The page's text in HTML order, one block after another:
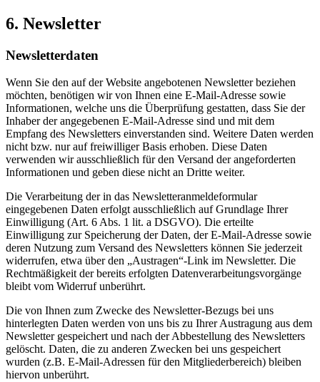
6. Newsletter
Newsletterdaten
Wenn Sie den auf der Website angebotenen Newsletter beziehen
möchten, benötigen wir von Ihnen eine E-Mail-Adresse sowie
Informationen, welche uns die Überprüfung gestatten, dass Sie der
Inhaber der angegebenen E-Mail-Adresse sind und mit dem
Empfang des Newsletters einverstanden sind. Weitere Daten werden
nicht bzw. nur auf freiwilliger Basis erhoben. Diese Daten
verwenden wir ausschließlich für den Versand der angeforderten
Informationen und geben diese nicht an Dritte weiter.
Die Verarbeitung der in das Newsletteranmeldeformular
eingegebenen Daten erfolgt ausschließlich auf Grundlage Ihrer
Einwilligung (Art. 6 Abs. 1 lit. a DSGVO). Die erteilte
Einwilligung zur Speicherung der Daten, der E-Mail-Adresse sowie
deren Nutzung zum Versand des Newsletters können Sie jederzeit
widerrufen, etwa über den „Austragen“-Link im Newsletter. Die
Rechtmäßigkeit der bereits erfolgten Datenverarbeitungsvorgänge
bleibt vom Widerruf unberührt.
Die von Ihnen zum Zwecke des Newsletter-Bezugs bei uns
hinterlegten Daten werden von uns bis zu Ihrer Austragung aus dem
Newsletter gespeichert und nach der Abbestellung des Newsletters
gelöscht. Daten, die zu anderen Zwecken bei uns gespeichert
wurden (z.B. E-Mail-Adressen für den Mitgliederbereich) bleiben
hiervon unberührt.